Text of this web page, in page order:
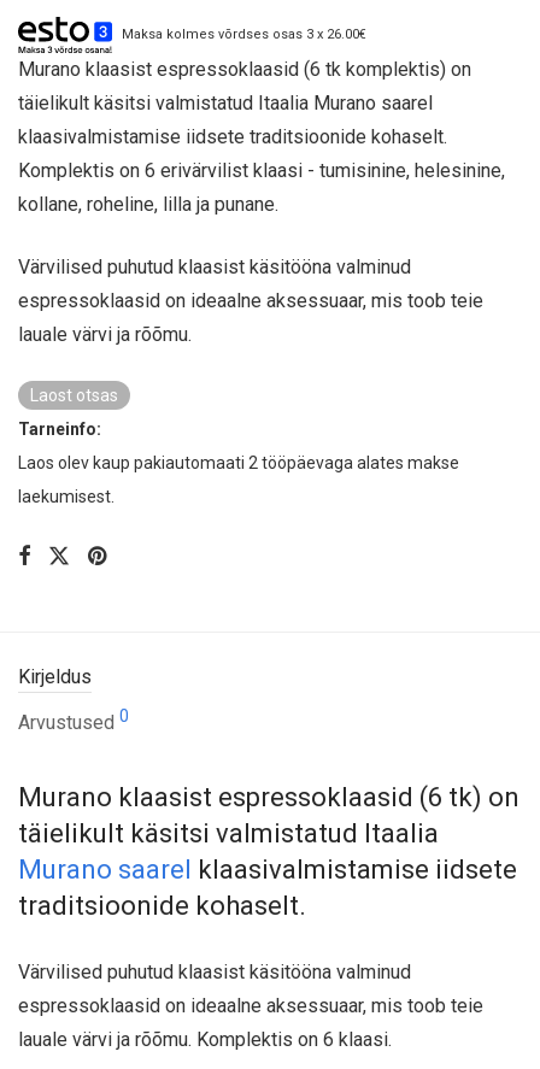
Maksa kolmes võrdses osas 3 x 26.00€
Murano klaasist espressoklaasid (6 tk komplektis) on
täielikult käsitsi valmistatud Itaalia Murano saarel
klaasivalmistamise iidsete traditsioonide kohaselt.
Komplektis on 6 erivärvilist klaasi - tumisinine, helesinine,
kollane, roheline, lilla ja punane.
Värvilised puhutud klaasist käsitööna valminud
espressoklaasid on ideaalne aksessuaar, mis toob teie
lauale värvi ja rõõmu.
Laost otsas
Tarneinfo:
Laos olev kaup pakiautomaati 2 tööpäevaga alates makse
laekumisest.
Kirjeldus
Arvustused 0
Murano klaasist espressoklaasid (6 tk) on
täielikult käsitsi valmistatud Itaalia
Murano saarel klaasivalmistamise iidsete
traditsioonide kohaselt.
Värvilised puhutud klaasist käsitööna valminud
espressoklaasid on ideaalne aksessuaar, mis toob teie
lauale värvi ja rõõmu. Komplektis on 6 klaasi.